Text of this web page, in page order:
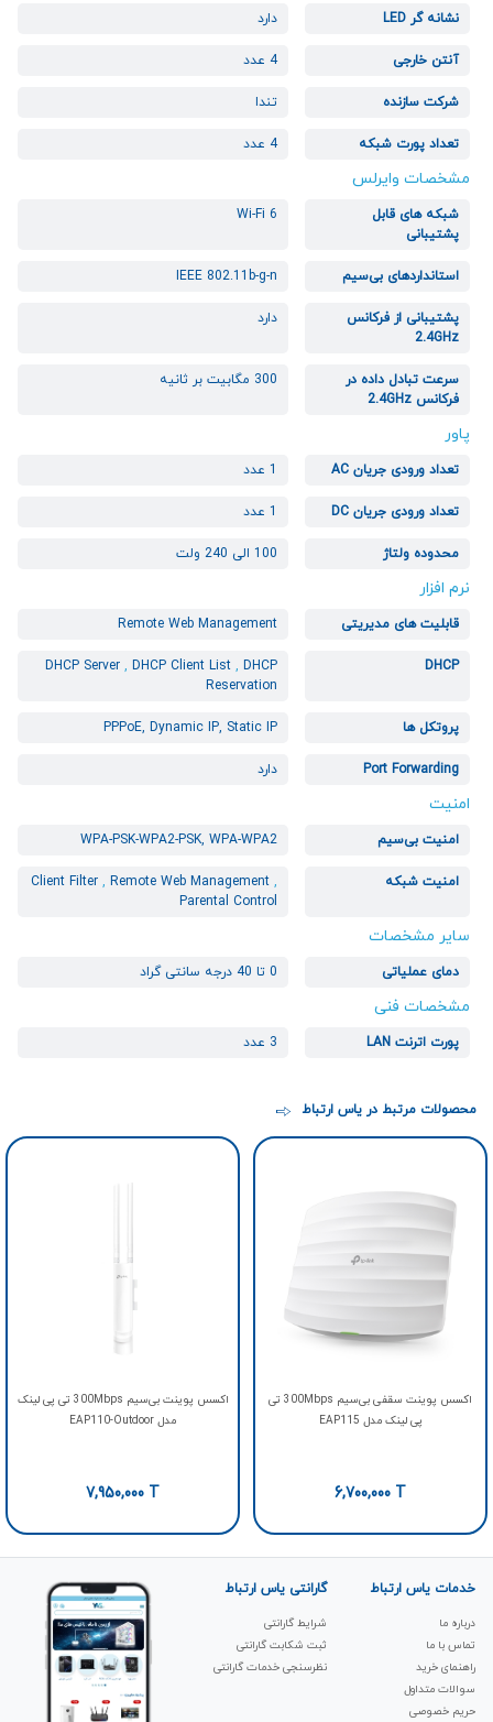
نشانه گر LED دارد
آنتن خارجی 4 عدد
شرکت سازنده تندا
تعداد پورت شبکه 4 عدد
مشخصات وایرلس
شبکه های قابل
پشتیبانی
Wi-Fi 6
استانداردهای بی‌سیم IEEE 802.11b-g-n
پشتیبانی از فرکانس
2.4GHz
دارد
سرعت تبادل داده در
فرکانس 2.4GHz
300 مگابیت بر ثانیه
پاور
تعداد ورودی جریان AC 1 عدد
تعداد ورودی جریان DC 1 عدد
محدوده ولتاژ 100 الی 240 ولت
نرم افزار
قابلیت های مدیریتی Remote Web Management
DHCP
DHCP Server , DHCP Client List , DHCP
Reservation
پروتکل ها PPPoE, Dynamic IP, Static IP
Port Forwarding دارد
امنیت
امنیت بی‌سیم WPA-PSK-WPA2-PSK, WPA-WPA2
امنیت شبکه Client Filter , Remote Web Management ,
Parental Control
سایر مشخصات
دمای عملیاتی 0 تا 40 درجه سانتی گراد
مشخصات فنی
پورت اترنت LAN 3 عدد
محصولات مرتبط در یاس ارتباط
اکسس پوينت سقفی بی‌سیم 300Mbps تی
پی لینک مدل EAP115
6,700,000 T
اکسس پوينت بی‌سیم 300Mbps تی پی لینک
مدل EAP110-Outdoor
7,950,000 T
خدمات یاس ارتباط
درباره ما
تماس با ما
راهنمای خرید
سوالات متداول
حریم خصوصی
گارانتی یاس ارتباط
شرایط گارانتی
ثبت شکابت‌ گارانتی
نظرسنجی خدمات گارانتی